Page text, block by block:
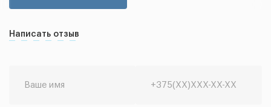
Написать отзыв